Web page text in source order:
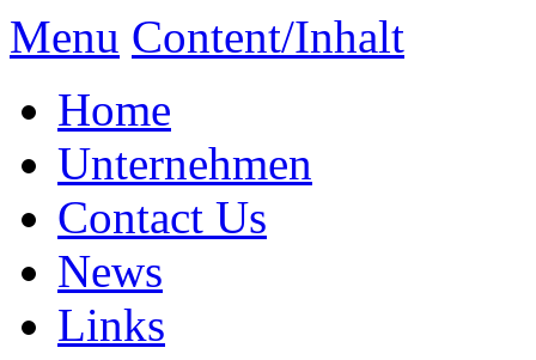
Menu Content/Inhalt
Home
Unternehmen
Contact Us
News
Links